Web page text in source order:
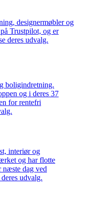
designermøbler og
Trustpilot, og er
deres udvalg.
boligindretning.
og i deres 37
for rentefri
interiør og
og har flotte
næste dag ved
udvalg.